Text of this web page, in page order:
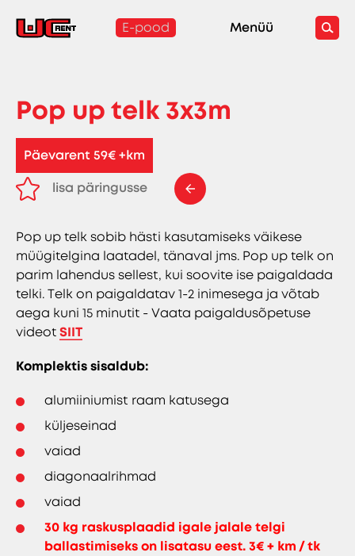
E-pood Menüü
Pop up telk 3x3m
Päevarent 59€ +km
lisa päringusse
Pop up telk sobib hästi kasutamiseks väikese
müügitelgina laatadel, tänaval jms. Pop up telk on
parim lahendus sellest, kui soovite ise paigaldada
telki. Telk on paigaldatav 1-2 inimesega ja võtab
aega kuni 15 minutit - Vaata paigaldusõpetuse
videotSIIT
Komplektis sisaldub:
alumiiniumist raam katusega
küljeseinad
vaiad
diagonaalrihmad
vaiad
30 kg raskusplaadid igale jalale telgi
ballastimiseks on lisatasu eest. 3€ + km / tk